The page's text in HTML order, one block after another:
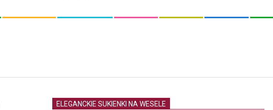
ELEGANCKIE SUKIENKI NA WESELE